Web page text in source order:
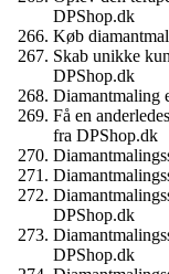
DPShop.dk
Køb
Skab unikke
DPShop.dk
Diamantmaling
Få en
fra DPShop.dk
DPShop.dk
DPShop.dk